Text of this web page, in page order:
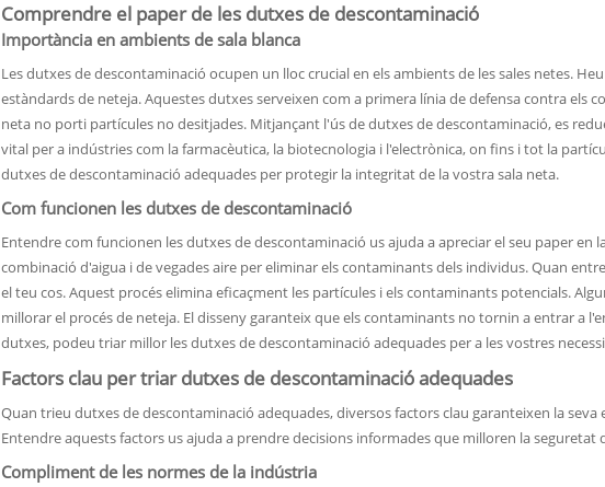
Comprendre el paper de les dutxes de descontaminació
Importància en ambients de sala blanca
Les dutxes de descontaminació ocupen un lloc crucial en els ambients de les sales netes.
estàndards de neteja. Aquestes dutxes serveixen com a primera línia de defensa contra els
neta no porti partícules no desitjades. Mitjançant l'ús de dutxes de descontaminació, es
vital per a indústries com la farmacèutica, la biotecnologia i l'electrònica, on fins i tot la
dutxes de descontaminació adequades per protegir la integritat de la vostra sala neta.
Com funcionen les dutxes de descontaminació
Entendre com funcionen les dutxes de descontaminació us ajuda a apreciar el seu paper en
combinació d'aigua i de vegades aire per eliminar els contaminants dels individus. Quan
el teu cos. Aquest procés elimina eficaçment les partícules i els contaminants potencials.
millorar el procés de neteja. El disseny garanteix que els contaminants no tornin a entrar a
dutxes, podeu triar millor les dutxes de descontaminació adequades per a les vostres
Factors clau per triar dutxes de descontaminació adequades
Quan trieu dutxes de descontaminació adequades, diversos factors clau garanteixen la
Entendre aquests factors us ajuda a prendre decisions informades que milloren la seguretat
Compliment de les normes de la indústria